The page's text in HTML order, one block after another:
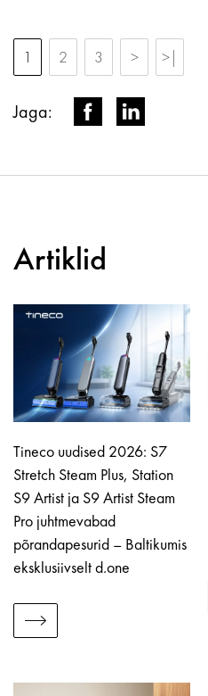
1 2 3 > >|
Jaga:
Artiklid
Tineco uudised 2026: S7
Stretch Steam Plus, Station
S9 Artist ja S9 Artist Steam
Pro juhtmevabad
põrandapesurid – Baltikumis
eksklusiivselt d.one